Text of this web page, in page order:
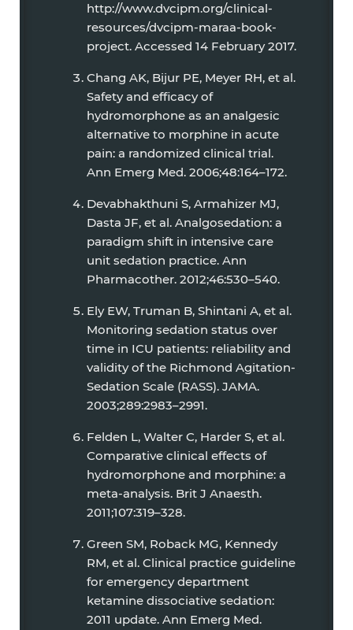
http://www.dvcipm.org/clinical-
resources/dvcipm-maraa-book-
project. Accessed 14 February 2017.
Chang AK, Bijur PE, Meyer RH, et al.
Safety and efficacy of
hydromorphone as an analgesic
alternative to morphine in acute
pain: a randomized clinical trial.
Ann Emerg Med. 2006;48:164–172.
Devabhakthuni S, Armahizer MJ,
Dasta JF, et al. Analgosedation: a
paradigm shift in intensive care
unit sedation practice. Ann
Pharmacother. 2012;46:530–540.
Ely EW, Truman B, Shintani A, et al.
Monitoring sedation status over
time in ICU patients: reliability and
validity of the Richmond Agitation-
Sedation Scale (RASS). JAMA.
2003;289:2983–2991.
Felden L, Walter C, Harder S, et al.
Comparative clinical effects of
hydromorphone and morphine: a
meta-analysis. Brit J Anaesth.
2011;107:319–328.
Green SM, Roback MG, Kennedy
RM, et al. Clinical practice guideline
for emergency department
ketamine dissociative sedation:
2011 update. Ann Emerg Med.